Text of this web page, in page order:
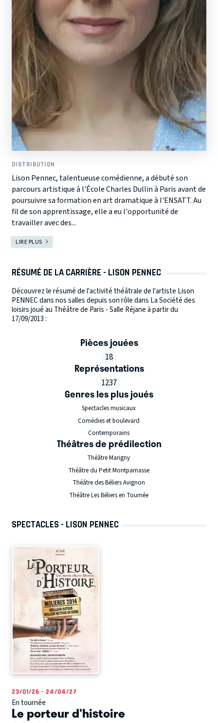
DISTRIBUTION
Lison Pennec, talentueuse comédienne, a débuté son
parcours artistique à l'École Charles Dullin à Paris avant de
poursuivre sa formation en art dramatique à l'ENSATT. Au
fil de son apprentissage, elle a eu l'opportunité de
travailler avec des...
LIRE PLUS
RÉSUMÉ DE LA CARRIÈRE - LISON PENNEC
Découvrez le résumé de l'activité théâtrale de l'artiste Lison
PENNEC dans nos salles depuis son rôle dans La Société des
loisirs joué au Théâtre de Paris - Salle Réjane à partir du
17/09/2013 :
Pièces jouées
18
Représentations
1237
Genres les plus joués
Spectacles musicaux
Comédies et boulevard
Contemporains
Théâtres de prédilection
Théâtre Marigny
Théâtre du Petit Montparnasse
Théâtre des Béliers Avignon
Théâtre Les Béliers en Tournée
SPECTACLES - LISON PENNEC
23/01/26 - 24/04/27
En tournée
Le porteur d'histoire